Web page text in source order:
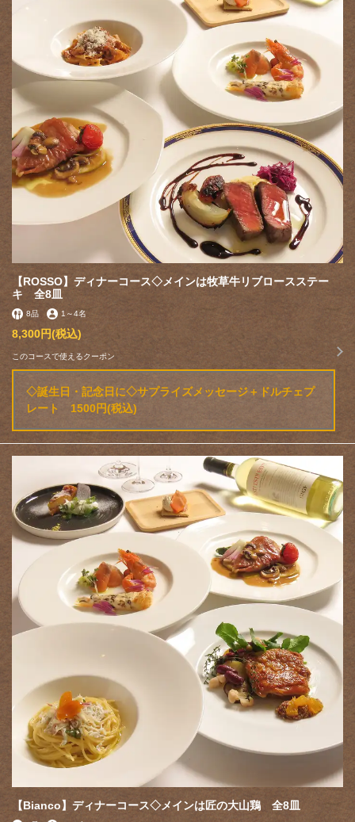
【ROSSO】ディナーコース◇メインは牧草牛リブロースステー
キ 全8皿
8品 1 ～4名
8,300円(税込)
このコースで使えるクーポン
◇誕生日・記念日に◇サプライズメッセージ＋ドルチェプ
レート 1500円(税込)
【Bianco】ディナーコース◇メインは匠の大山鶏 全8皿